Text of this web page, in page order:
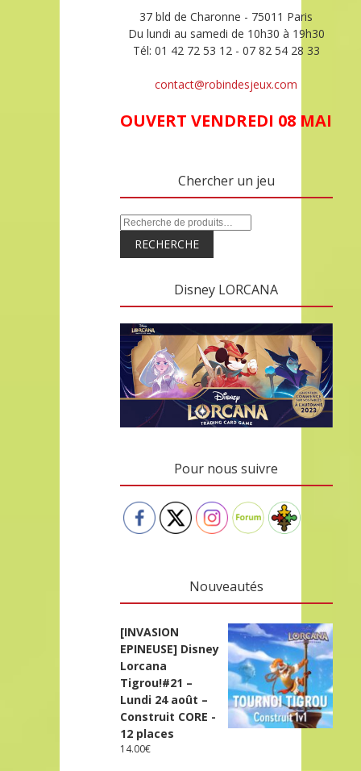
37 bld de Charonne - 75011 Paris
Du lundi au samedi de 10h30 à 19h30
Tél: 01 42 72 53 12 - 07 82 54 28 33
contact@robindesjeux.com
OUVERT VENDREDI 08 MAI
Chercher un jeu
RECHERCHE
Disney LORCANA
Pour nous suivre
Nouveautés
[INVASION
EPINEUSE] Disney
Lorcana
Tigrou!#21 –
Lundi 24 août –
Construit CORE -
12 places
14.00€